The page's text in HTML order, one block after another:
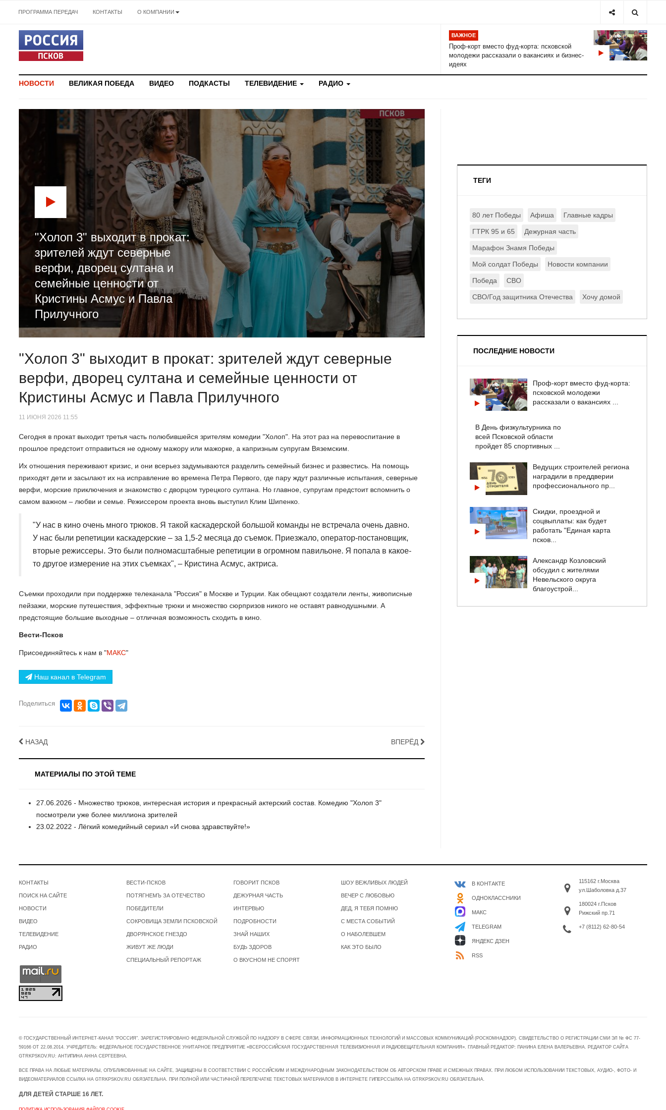
ПРОГРАММА ПЕРЕДАЧ КОНТАКТЫ О КОМПАНИИ
ВАЖНОЕ
Проф-корт вместо фуд-корта: псковской
молодежи рассказали о вакансиях и бизнес-
идеях
НОВОСТИ ВЕЛИКАЯ ПОБЕДА ВИДЕО ПОДКАСТЫ ТЕЛЕВИДЕНИЕ РАДИО
"Холоп 3" выходит в прокат:
зрителей ждут северные
верфи, дворец султана и
семейные ценности от
Кристины Асмус и Павла
Прилучного
"Холоп 3" выходит в прокат: зрителей ждут северные
верфи, дворец султана и семейные ценности от
Кристины Асмус и Павла Прилучного
11 ИЮНЯ 2026 11:55
Сегодня в прокат выходит третья часть полюбившейся зрителям комедии "Холоп". На этот раз на перевоспитание в
прошлое предстоит отправиться не одному мажору или мажорке, а капризным супругам Вяземским.
Их отношения переживают кризис, и они всерьез задумываются разделить семейный бизнес и развестись. На помощь
приходят дети и засылают их на исправление во времена Петра Первого, где пару ждут различные испытания, северные
верфи, морские приключения и знакомство с дворцом турецкого султана. Но главное, супругам предстоит вспомнить о
самом важном – любви и семье. Режиссером проекта вновь выступил Клим Шипенко.
"У нас в кино очень много трюков. Я такой каскадерской большой команды не встречала очень давно.
У нас были репетиции каскадерские – за 1,5-2 месяца до съемок. Приезжало, оператор-постановщик,
вторые режиссеры. Это были полномасштабные репетиции в огромном павильоне. Я попала в какое-
то другое измерение на этих съемках", – Кристина Асмус, актриса.
Съемки проходили при поддержке телеканала "Россия" в Москве и Турции. Как обещают создатели ленты, живописные
пейзажи, морские путешествия, эффектные трюки и множество сюрпризов никого не оставят равнодушными. А
предстоящие большие выходные – отличная возможность сходить в кино.
Вести-Псков
Присоединяйтесь к нам в "МАКС"
Наш канал в Telegram
Поделиться
НАЗАД ВПЕРЁД
МАТЕРИАЛЫ ПО ЭТОЙ ТЕМЕ
27.06.2026 - Множество трюков, интересная история и прекрасный актерский состав. Комедию "Холоп 3"
посмотрели уже более миллиона зрителей
23.02.2022 - Лёгкий комедийный сериал «И снова здравствуйте!»
ТЕГИ
80 лет Победы Афиша Главные кадры
ГТРК 95 и 65 Дежурная часть
Марафон Знамя Победы
Мой солдат Победы Новости компании
Победа СВО
СВО/Год защитника Отечества Хочу домой
ПОСЛЕДНИЕ НОВОСТИ
Проф-корт вместо фуд-корта:
псковской молодежи
рассказали о вакансиях ...
В День физкультурника по
всей Псковской области
пройдет 85 спортивных ...
Ведущих строителей региона
наградили в преддверии
профессионального пр...
Скидки, проездной и
соцвыплаты: как будет
работать "Единая карта
псков...
Александр Козловский
обсудил с жителями
Невельского округа
благоустрой...
КОНТАКТЫ
ПОИСК НА САЙТЕ
НОВОСТИ
ВИДЕО
ТЕЛЕВИДЕНИЕ
РАДИО
ВЕСТИ-ПСКОВ
ПОТЯГНЕМЪ ЗА ОТЕЧЕСТВО
ПОБЕДИТЕЛИ
СОКРОВИЩА ЗЕМЛИ ПСКОВСКОЙ
ДВОРЯНСКОЕ ГНЕЗДО
ЖИВУТ ЖЕ ЛЮДИ
СПЕЦИАЛЬНЫЙ РЕПОРТАЖ
ГОВОРИТ ПСКОВ
ДЕЖУРНАЯ ЧАСТЬ
ИНТЕРВЬЮ
ПОДРОБНОСТИ
ЗНАЙ НАШИХ
БУДЬ ЗДОРОВ
О ВКУСНОМ НЕ СПОРЯТ
ШОУ ВЕЖЛИВЫХ ЛЮДЕЙ
ВЕЧЕР С ЛЮБОВЬЮ
ДЕД, Я ТЕБЯ ПОМНЮ
С МЕСТА СОБЫТИЙ
О НАБОЛЕВШЕМ
КАК ЭТО БЫЛО
В КОНТАКТЕ
ОДНОКЛАССНИКИ
МАКС
TELEGRAM
ЯНДЕКС ДЗЕН
RSS
115162 г.Москва
ул.Шаболовка д.37
180024 г.Псков
Рижский пр.71
+7 (8112) 62-80-54
© ГОСУДАРСТВЕННЫЙ ИНТЕРНЕТ-КАНАЛ "РОССИЯ". ЗАРЕГИСТРИРОВАНО ФЕДЕРАЛЬНОЙ СЛУЖБОЙ ПО НАДЗОРУ В СФЕРЕ СВЯЗИ, ИНФОРМАЦИОННЫХ ТЕХНОЛОГИЙ И МАССОВЫХ КОММУНИКАЦИЙ (РОСКОМНАДЗОР). СВИДЕТЕЛЬСТВО О РЕГИСТРАЦИИ СМИ ЭЛ № ФС 77-
59166 ОТ 22.08.2014. УЧРЕДИТЕЛЬ: ФЕДЕРАЛЬНОЕ ГОСУДАРСТВЕННОЕ УНИТАРНОЕ ПРЕДПРИЯТИЕ «ВСЕРОССИЙСКАЯ ГОСУДАРСТВЕННАЯ ТЕЛЕВИЗИОННАЯ И РАДИОВЕЩАТЕЛЬНАЯ КОМПАНИЯ». ГЛАВНЫЙ РЕДАКТОР: ПАНИНА ЕЛЕНА ВАЛЕРЬЕВНА. РЕДАКТОР САЙТА
GTRKPSKOV.RU: АНТИПИНА АННА СЕРГЕЕВНА.
ВСЕ ПРАВА НА ЛЮБЫЕ МАТЕРИАЛЫ, ОПУБЛИКОВАННЫЕ НА САЙТЕ, ЗАЩИЩЕНЫ В СООТВЕТСТВИИ С РОССИЙСКИМ И МЕЖДУНАРОДНЫМ ЗАКОНОДАТЕЛЬСТВОМ ОБ АВТОРСКОМ ПРАВЕ И СМЕЖНЫХ ПРАВАХ. ПРИ ЛЮБОМ ИСПОЛЬЗОВАНИИ ТЕКСТОВЫХ, АУДИО-, ФОТО- И
ВИДЕОМАТЕРИАЛОВ ССЫЛКА НА GTRKPSKOV.RU ОБЯЗАТЕЛЬНА. ПРИ ПОЛНОЙ ИЛИ ЧАСТИЧНОЙ ПЕРЕПЕЧАТКЕ ТЕКСТОВЫХ МАТЕРИАЛОВ В ИНТЕРНЕТЕ ГИПЕРССЫЛКА НА GTRKPSKOV.RU ОБЯЗАТЕЛЬНА.
ДЛЯ ДЕТЕЙ СТАРШЕ 16 ЛЕТ.